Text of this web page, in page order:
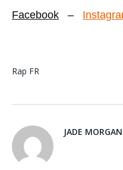
Facebook –
Rap FR
JADE